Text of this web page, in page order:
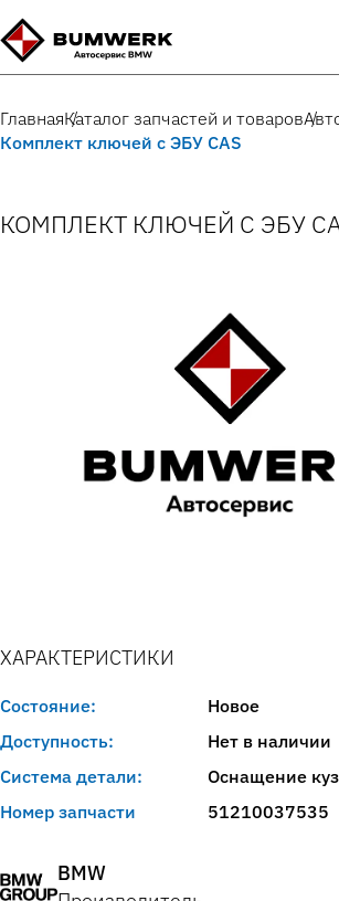
ГлавнаяКаталог запчастей и товаров
Комплект ключей с ЭБУ CAS
КОМПЛЕКТ КЛЮЧЕЙ С ЭБУ
ХАРАКТЕРИСТИКИ
Состояние:
Новое
Доступность:
Нет в наличии
Система детали:
Оснащение
Номер запчасти
51210037535
BMW